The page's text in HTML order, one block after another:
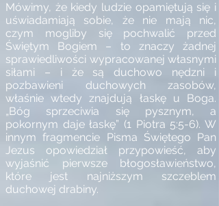
Mówimy, że kiedy ludzie opamiętują się i
uświadamiają sobie, że nie mają nic,
czym mogliby się pochwalić przed
Świętym Bogiem – to znaczy żadnej
sprawiedliwości wypracowanej własnymi
siłami – i że są duchowo nędzni i
pozbawieni duchowych zasobów,
właśnie wtedy znajdują łaskę u Boga.
„Bóg sprzeciwia się pysznym, a
pokornym daje łaskę” (1 Piotra 5:5-6). W
innym fragmencie Pisma Świętego Pan
Jezus opowiedział przypowieść, aby
wyjaśnić pierwsze błogosławieństwo,
które jest najniższym szczeblem
duchowej drabiny.